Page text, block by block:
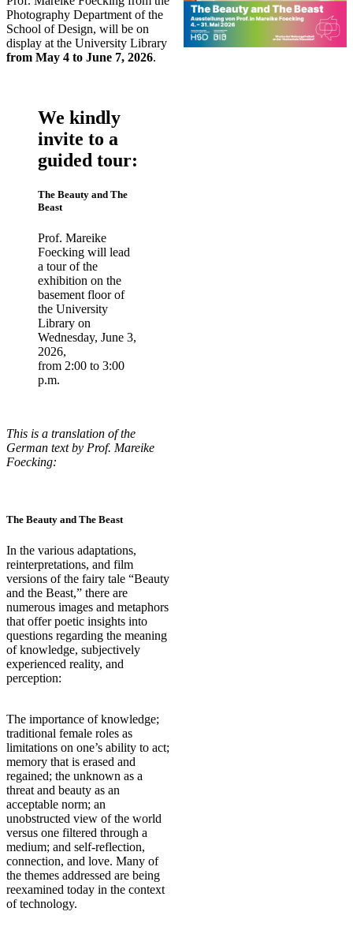
Photography Department of the
School of Design, will be on
display at the University Library
from May 4 to June 7, 2026.
We kindly
invite to a
guided tour:
The Beauty and The
Beast
Prof. Mareike
Foecking will lead
a tour of the
exhibition on the
basement floor of
the University
Library on
Wednesday, June 3,
2026,
from 2:00 to 3:00
p.m.
This is a translation of the
German text by Prof. Mareike
Foecking:
The Beauty and The Beast
In the various adaptations,
reinterpretations, and film
versions of the fairy tale “Beauty
and the Beast,” there are
numerous images and metaphors
that offer poetic insights into
questions regarding the meaning
of knowledge, subjectively
experienced reality, and
perception:
The importance of knowledge;
traditional female roles as
limitations on one’s ability to act;
memory that is erased and
regained; the unknown as a
threat and beauty as an
acceptable norm; an
unobstructed view of the world
versus one filtered through a
medium; and self-reflection,
connection, and love. Many of
the themes addressed are being
reexamined today in the context
of technology.